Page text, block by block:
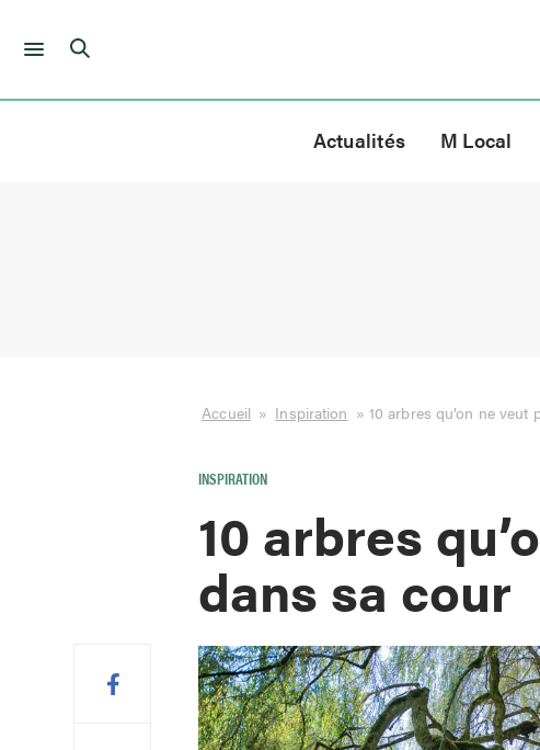
Skip
Actualités M Local
Accueil » Inspiration » 10 arbres qu’on ne veut
INSPIRATION
10 arbres
dans sa cour